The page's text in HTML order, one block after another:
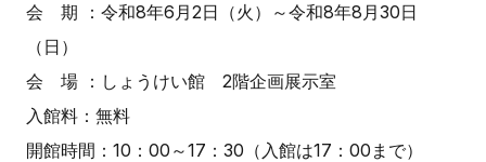
会 期 ：令和8年6月2日（火）～令和8年8月30日
（日）
会 場 ：しょうけい館 2階企画展示室
入館料：無料
開館時間：10：00～17：30（入館は17：00まで）